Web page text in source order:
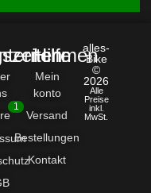
1
Hilfe
Mein
konto
Versand
Bestellungen
Kontakt
alles-
Bike
©
2026
Alle
Preise
inkl.
MwSt.